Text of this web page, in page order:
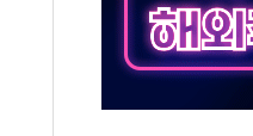
능시험 오전 집중 편성…체감온
르기 방지법' 전면 재검토 지시